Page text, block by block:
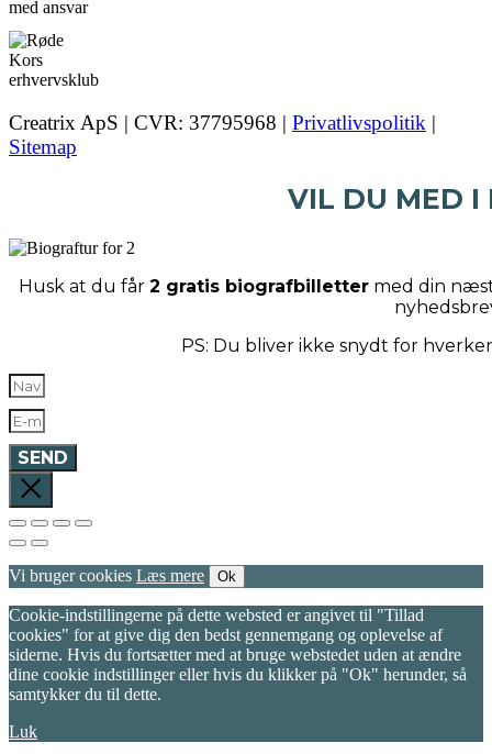
Creatrix ApS | CVR: 37795968 | Privatlivspolitik |
Sitemap
VIL DU MED I
Husk at du får 2 gratis biografbillettermed din
PS: Du bliver ikke snydt for
SEND
Vi bruger cookies Læs mere Ok
Cookie-indstillingerne på dette websted er angivet til "Tillad
cookies" for at give dig den bedst gennemgang og oplevelse af
siderne. Hvis du fortsætter med at bruge webstedet uden at ændre
dine cookie indstillinger eller hvis du klikker på "Ok" herunder, så
samtykker du til dette.
Luk